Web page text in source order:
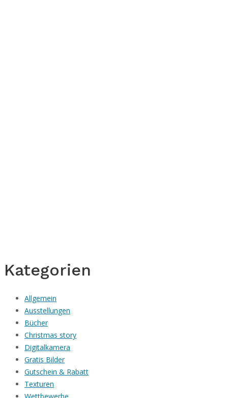
Kategorien
Allgemein
Ausstellungen
Bücher
Christmas story
Digitalkamera
Gratis Bilder
Gutschein & Rabatt
Texturen